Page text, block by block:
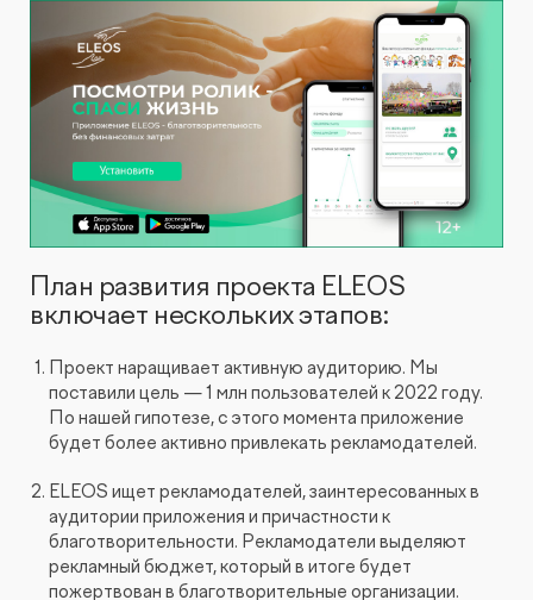
План развития проекта ELEOS
включает нескольких этапов:
Проект наращивает активную аудиторию. Мы
поставили цель — 1 млн пользователей к 2022 году.
По нашей гипотезе, с этого момента приложение
будет более активно привлекать рекламодателей.
ELEOS ищет рекламодателей, заинтересованных в
аудитории приложения и причастности к
благотворительности. Рекламодатели выделяют
рекламный бюджет, который в итоге будет
пожертвован в благотворительные организации.